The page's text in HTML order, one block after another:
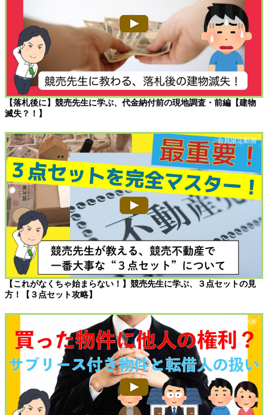
【落札後に】競売先生に学ぶ、代金納付前の現地調査・前編【建物
滅失？！】
【これがなくちゃ始まらない！】競売先生に学ぶ、３点セットの見
方！【３点セット攻略】